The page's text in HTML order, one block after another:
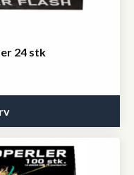
24 stk